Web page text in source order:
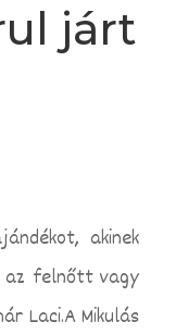
járt
akinek
az felnőtt vagy
Laci.A Mikulás